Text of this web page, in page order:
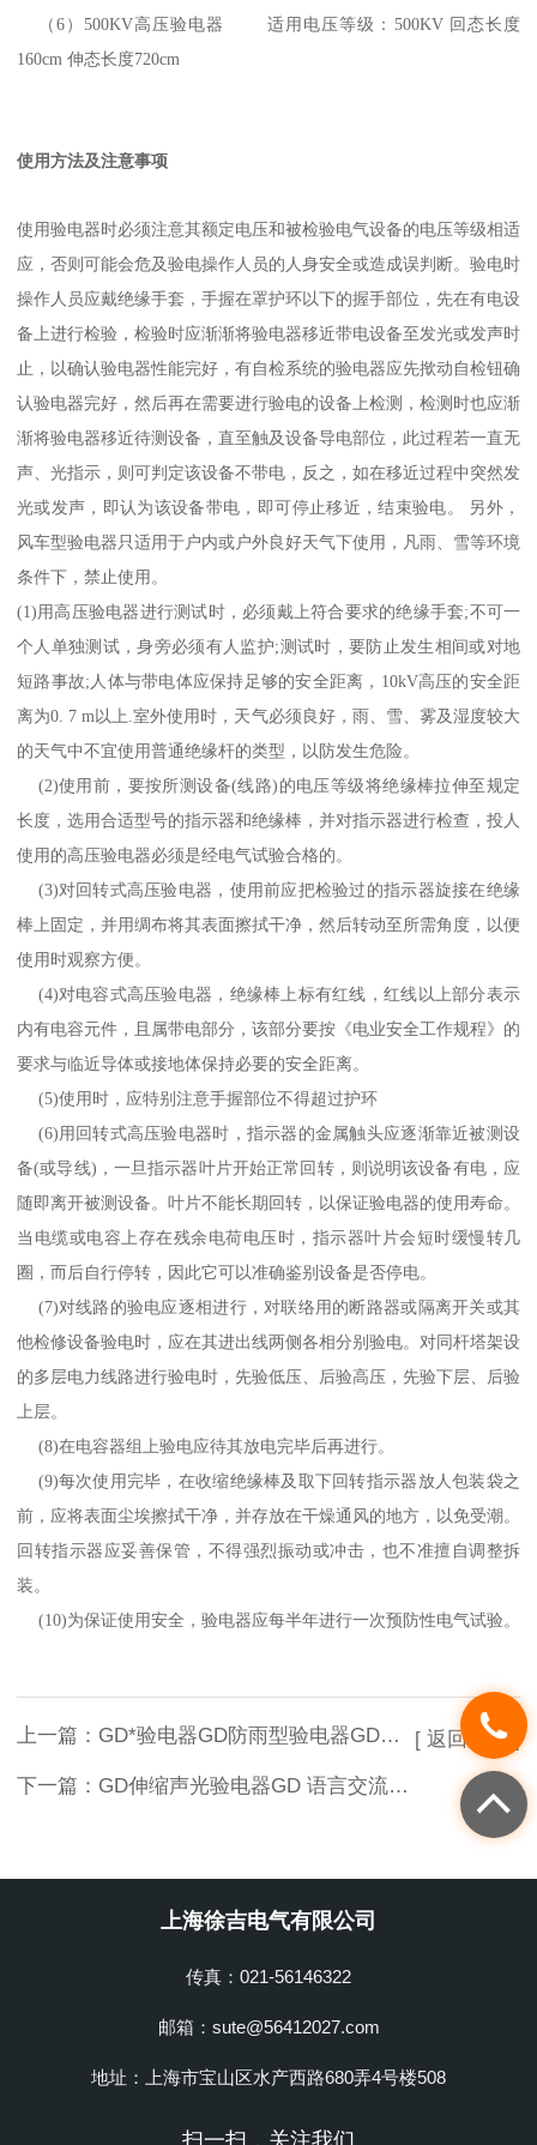
（6） 500KV高压验电器 适用电压等级： 500KV 回态长度
160cm 伸态长度720cm
使用方法及注意事项
使用验电器时必须注意其额定电压和被检验电气设备的电压等级相适
应，否则可能会危及验电操作人员的人身安全或造成误判断。验电时
操作人员应戴绝缘手套，手握在罩护环以下的握手部位，先在有电设
备上进行检验，检验时应渐渐将验电器移近带电设备至发光或发声时
止，以确认验电器性能完好，有自检系统的验电器应先揿动自检钮确
认验电器完好，然后再在需要进行验电的设备上检测，检测时也应渐
渐将验电器移近待测设备，直至触及设备导电部位，此过程若一直无
声、光指示，则可判定该设备不带电，反之，如在移近过程中突然发
光或发声，即认为该设备带电，即可停止移近，结束验电。 另外，
风车型验电器只适用于户内或户外良好天气下使用，凡雨、雪等环境
条件下，禁止使用。
(1) 用高压验电器进行测试时，必须戴上符合要求的绝缘手套;不可一
个人单独测试，身旁必须有人监护;测试时，要防止发生相间或对地
短路事故; 人体与带电体应保持足够的安全距离， 10kV高压的安全距
离为0. 7 m 以上 .室外使用时，天气必须良好，雨、雪、雾及湿度较大
的天气中不宜使用普通绝缘杆的类型，以防发生危险。
(2)使用前，要按所测设备(线路) 的电压等级将绝缘棒拉伸至规定
长度，选用合适型号的指示器和绝缘棒，并对指示器进行检查，投人
使用的高压验电器必须是经电气试验合格的。
(3)对回转式高压验电器，使用前应把检验过的指示器旋接在绝缘
棒上固定，并用绸布将其表面擦拭干净，然后转动至所需角度，以便
使用时观察方便。
(4)对电容式高压验电器，绝缘棒上标有红线，红线以上部分表示
内有电容元件，且属带电部分，该部分要按《电业安全工作规程》的
要求与临近导体或接地体保持必要的安全距离。
(5)使用时，应特别注意手握部位不得超过护环
(6) 用回转式高压验电器时，指示器的金属触头应逐渐靠近被测设
备(或导线) ，一旦指示器叶片开始正常回转，则说明该设备有电，应
随即离开被测设备。叶片不能长期回转，以保证验电器的使用寿命。
当电缆或电容上存在残余电荷电压时，指示器叶片会短时缓慢转几
圈，而后自行停转，因此它可以准确鉴别设备是否停电。
(7)对线路的验电应逐相进行，对联络用的断路器或隔离开关或其
他检修设备验电时，应在其进出线两侧各相分别验电。对同杆塔架设
的多层电力线路进行验电时，先验低压、后验高压，先验下层、后验
上层。
(8)在电容器组上验电应待其放电完毕后再进行。
(9)每次使用完毕，在收缩绝缘棒及取下回转指示器放人包装袋之
前，应将表面尘埃擦拭干净，并存放在干燥通风的地方，以免受潮。
回转指示器应妥善保管，不得强烈振动或冲击，也不准擅自调整拆
装。
(10)为保证使用安全，验电器应每半年进行一次预防性电气试验。
上一篇： GD*验电器GD防雨型验电器GD3KV验电器GD/验电器
下一篇： GD伸缩声光验电器GD 语言交流验电器GD|高压验电器
[ 返回列表 ]
上海徐吉电气有限公司
传真：021-56146322
邮箱：sute@56412027.com
地址：上海市宝山区水产西路680弄4号楼508